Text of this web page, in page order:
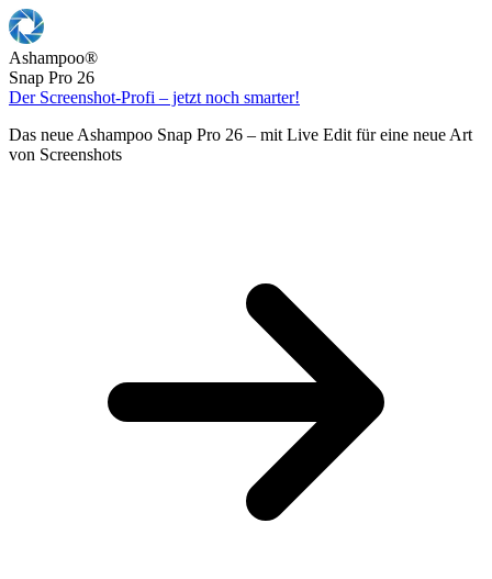
Ashampoo®
Snap Pro 26
Der Screenshot-Profi – jetzt noch smarter!
Das neue Ashampoo Snap Pro 26 – mit Live Edit für eine neue Art
von Screenshots